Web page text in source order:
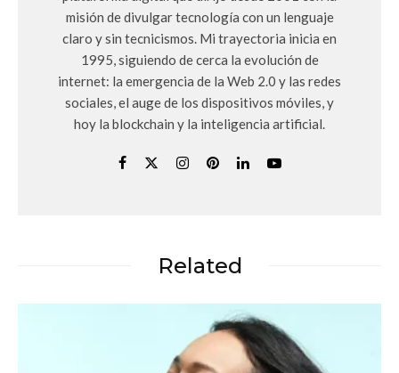
misión de divulgar tecnología con un lenguaje
claro y sin tecnicismos. Mi trayectoria inicia en
1995, siguiendo de cerca la evolución de
internet: la emergencia de la Web 2.0 y las redes
sociales, el auge de los dispositivos móviles, y
hoy la blockchain y la inteligencia artificial.
Related